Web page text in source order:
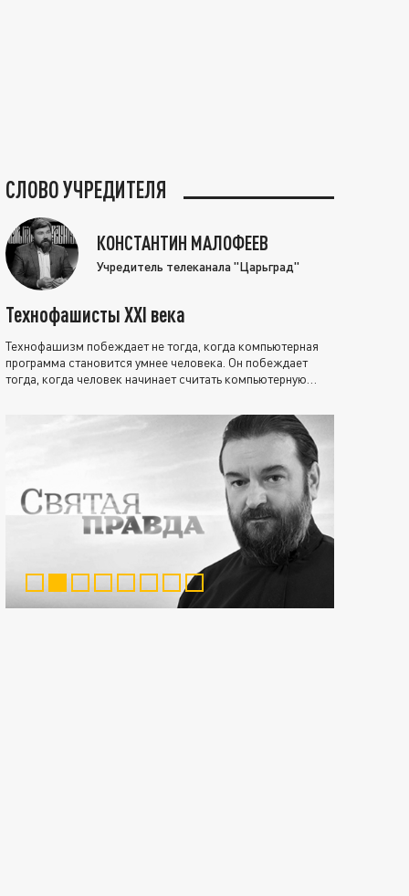
СЛОВО УЧРЕДИТЕЛЯ
КОНСТАНТИН МАЛОФЕЕВ
Учредитель телеканала "Царьград"
Технофашисты XXI века
Технофашизм побеждает не тогда, когда компьютерная
программа становится умнее человека. Он побеждает
тогда, когда человек начинает считать компьютерную